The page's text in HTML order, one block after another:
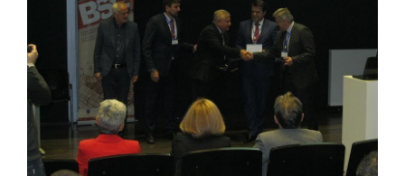
Obavještenje za preduzetnika - Vera Ujić